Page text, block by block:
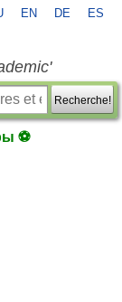
EN DE ES
Recherche!
⚽